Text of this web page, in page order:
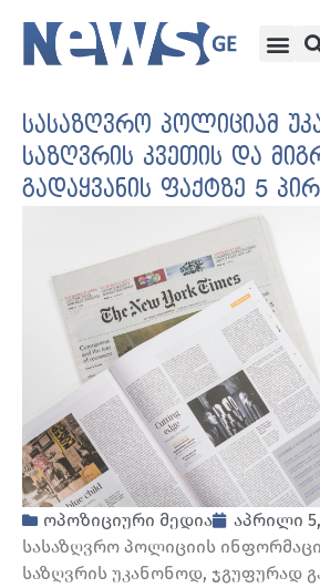
სასაზღვრო პოლიციამ
საზღვრის კვეთის და
გადაყვანის ფაქტზე 5
ოპოზიციური მედია
აპრილი
სასაზღვრო პოლიციის
საზღვრის უკანონოდ, ჯგუფურად